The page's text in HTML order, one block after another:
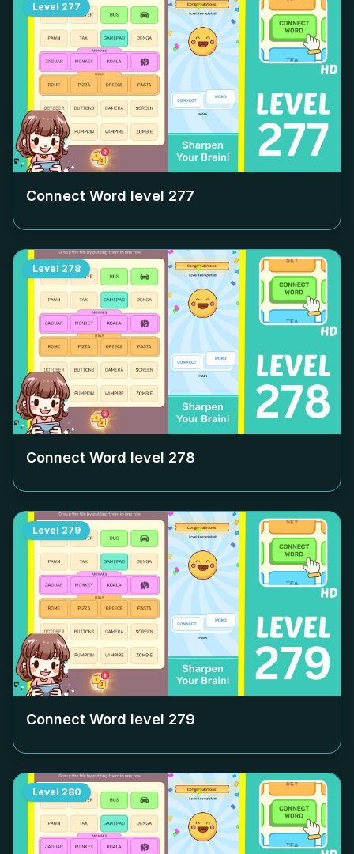
Level 277
Connect Word level 277
Level 278
Connect Word level 278
Level 279
Connect Word level 279
Level 280